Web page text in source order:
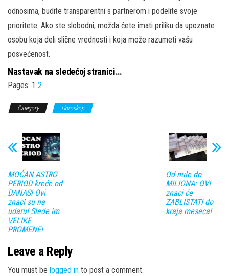
odnosima, budite transparentni s partnerom i podelite svoje
prioritete. Ako ste slobodni, možda ćete imati priliku da upoznate
osobu koja deli slične vrednosti i koja može razumeti vašu
posvećenost.
Nastavak na sledećoj stranici…
Pages: 1 2
Category Horoskop
MOĆAN ASTRO
PERIOD kreće od
DANAS! Ovi
znaci su na
udaru! Slede im
VELIKE
PROMENE!
Od nule do
MILIONA: OVI
znaci će
ZABLISTATI do
kraja meseca!
Leave a Reply
You must be logged in to post a comment.